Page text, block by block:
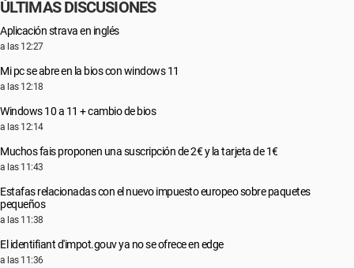
ÚLTIMAS DISCUSIONES
Aplicación strava en inglés
a las 12:27
Mi pc se abre en la bios con windows 11
a las 12:18
Windows 10 a 11 + cambio de bios
a las 12:14
Muchos fais proponen una suscripción de 2€ y la tarjeta de 1€
a las 11:43
Estafas relacionadas con el nuevo impuesto europeo sobre paquetes
pequeños
a las 11:38
El identifiant d'impot.gouv ya no se ofrece en edge
a las 11:36